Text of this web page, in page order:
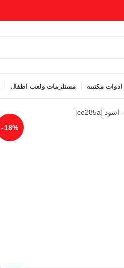
ادوات مكتبيه مستلزمات ولعب اطفال
-18%